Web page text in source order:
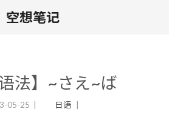
空想笔记
语法】~さえ~ば
05-25 日语